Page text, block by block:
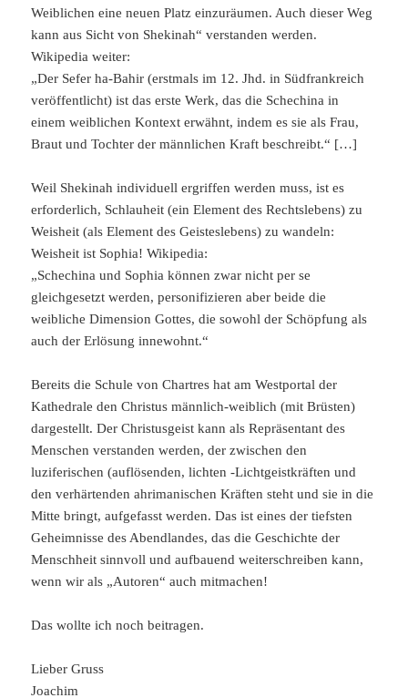
Weiblichen eine neuen Platz einzuräumen. Auch dieser Weg
kann aus Sicht von Shekinah“ verstanden werden.
Wikipedia weiter:
„Der Sefer ha-Bahir (erstmals im 12. Jhd. in Südfrankreich
veröffentlicht) ist das erste Werk, das die Schechina in
einem weiblichen Kontext erwähnt, indem es sie als Frau,
Braut und Tochter der männlichen Kraft beschreibt.“ […]
Weil Shekinah individuell ergriffen werden muss, ist es
erforderlich, Schlauheit (ein Element des Rechtslebens) zu
Weisheit (als Element des Geisteslebens) zu wandeln:
Weisheit ist Sophia! Wikipedia:
„Schechina und Sophia können zwar nicht per se
gleichgesetzt werden, personifizieren aber beide die
weibliche Dimension Gottes, die sowohl der Schöpfung als
auch der Erlösung innewohnt.“
Bereits die Schule von Chartres hat am Westportal der
Kathedrale den Christus männlich-weiblich (mit Brüsten)
dargestellt. Der Christusgeist kann als Repräsentant des
Menschen verstanden werden, der zwischen den
luziferischen (auflösenden, lichten -Lichtgeistkräften und
den verhärtenden ahrimanischen Kräften steht und sie in die
Mitte bringt, aufgefasst werden. Das ist eines der tiefsten
Geheimnisse des Abendlandes, das die Geschichte der
Menschheit sinnvoll und aufbauend weiterschreiben kann,
wenn wir als „Autoren“ auch mitmachen!
Das wollte ich noch beitragen.
Lieber Gruss
Joachim